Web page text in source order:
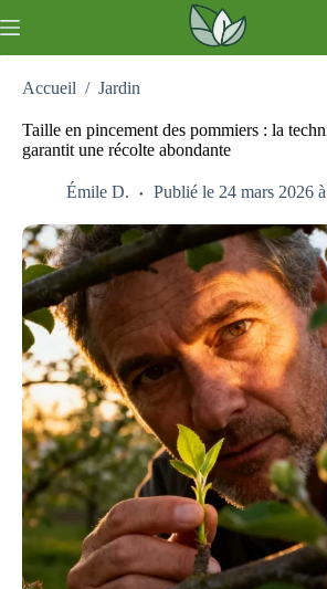
au
Accueil / Jardin
Taille en pincement des pommiers : la
garantit une récolte abondante
Émile D. Publié le 24 mars 2026